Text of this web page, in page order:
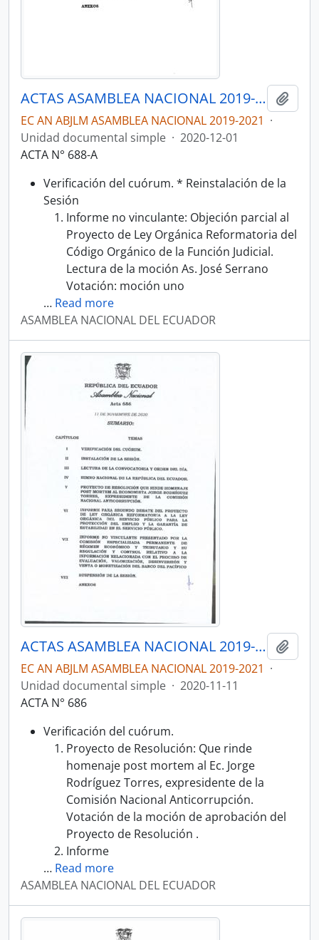
ACTAS ASAMBLEA NACIONAL 2019-2021
EC AN ABJLM ASAMBLEA NACIONAL 2019-2021 ·
Unidad documental simple · 2020-12-01
ACTA N° 688-A
Verificación del cuórum. * Reinstalación de la
Sesión
Informe no vinculante: Objeción parcial al
Proyecto de Ley Orgánica Reformatoria del
Código Orgánico de la Función Judicial.
Lectura de la moción As. José Serrano
Votación: moción uno
… Read more
ASAMBLEA NACIONAL DEL ECUADOR
ACTAS ASAMBLEA NACIONAL 2019-2021
EC AN ABJLM ASAMBLEA NACIONAL 2019-2021 ·
Unidad documental simple · 2020-11-11
ACTA N° 686
Verificación del cuórum.
Proyecto de Resolución: Que rinde
homenaje post mortem al Ec. Jorge
Rodríguez Torres, expresidente de la
Comisión Nacional Anticorrupción.
Votación de la moción de aprobación del
Proyecto de Resolución .
Informe
… Read more
ASAMBLEA NACIONAL DEL ECUADOR